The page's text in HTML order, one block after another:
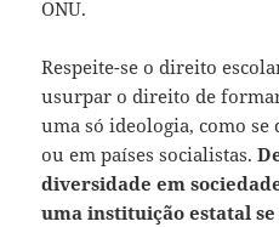
ONU.
Respeite-se o direito
usurpar o direito de
uma só ideologia, como
ou em países socialistas.
diversidade em
uma instituição estatal